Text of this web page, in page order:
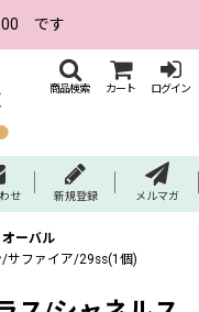
です
商品検索 カート ログイン
せ 新規登録 メルマガ
ーバル
サファイア/29ss(1個)